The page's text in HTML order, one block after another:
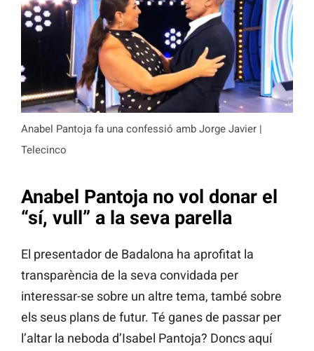
Anabel Pantoja fa una confessió amb Jorge Javier |
Telecinco
Anabel Pantoja no vol donar el
“sí, vull” a la seva parella
El presentador de Badalona ha aprofitat la
transparència de la seva convidada per
interessar-se sobre un altre tema, també sobre
els seus plans de futur. Té ganes de passar per
l’altar la neboda d’Isabel Pantoja? Doncs aquí